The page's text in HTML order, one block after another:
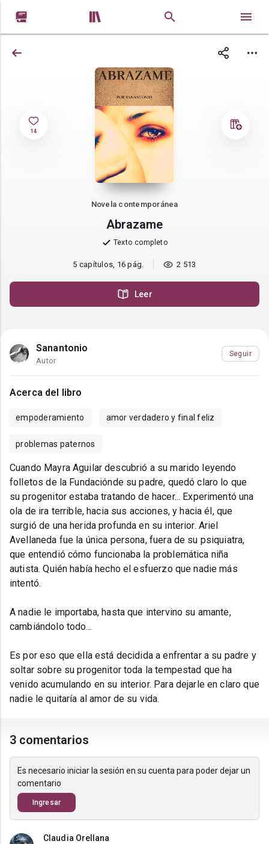
 
14
Novela contemporánea
Abrazame
Texto completo
5 capítulos, 16 pág. 2 513
Leer
Sanantonio
Autor
Seguir
Acerca del libro
empoderamiento amor verdadero y final feliz
problemas paternos
Cuando Mayra Aguilar descubrió a su marido leyendo
folletos de la Fundaciónde su padre, quedó claro lo que
su progenitor estaba tratando de hacer... Experimentó una
ola de ira terrible, hacia sus acciones, y hacia él, que
surgió de una herida profunda en su interior. Ariel
Avellaneda fue la única persona, fuera de su psiquiatra,
que entendió cómo funcionaba la problemática niña
autista. Quién había hecho el esfuerzo que nadie más
intentó.
A nadie le importaba, hasta que intervino su amante,
cambiándolo todo...
Es por eso que ella está decidida a enfrentar a su padre y
soltar sobre su progenitor toda la tempestad que ha
venido acumulando en su interior. Para dejarle en claro que
nadie le quitaría al amor de su vida.
3 comentarios
Es necesario iniciar la sesión en su cuenta para poder dejar un
comentario
Ingresar
Claudia Orellana